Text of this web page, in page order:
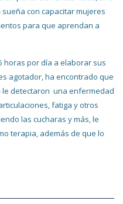
con capacitar mujeres
para que aprendan a
horas por día a elaborar sus
agotador, ha encontrado que
le detectaron una enfermedad
fatiga y otros
las cucharas y más, le
terapia, además de que lo